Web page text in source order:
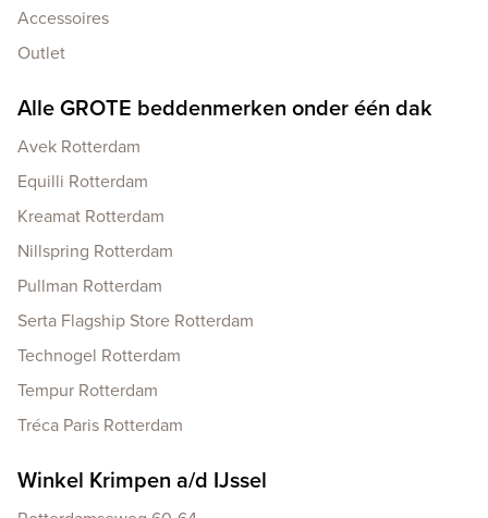
Accessoires
Outlet
Alle GROTE beddenmerken onder één dak
Avek Rotterdam
Equilli Rotterdam
Kreamat Rotterdam
Nillspring Rotterdam
Pullman Rotterdam
Serta Flagship Store Rotterdam
Technogel Rotterdam
Tempur Rotterdam
Tréca Paris Rotterdam
Winkel Krimpen a/d IJssel